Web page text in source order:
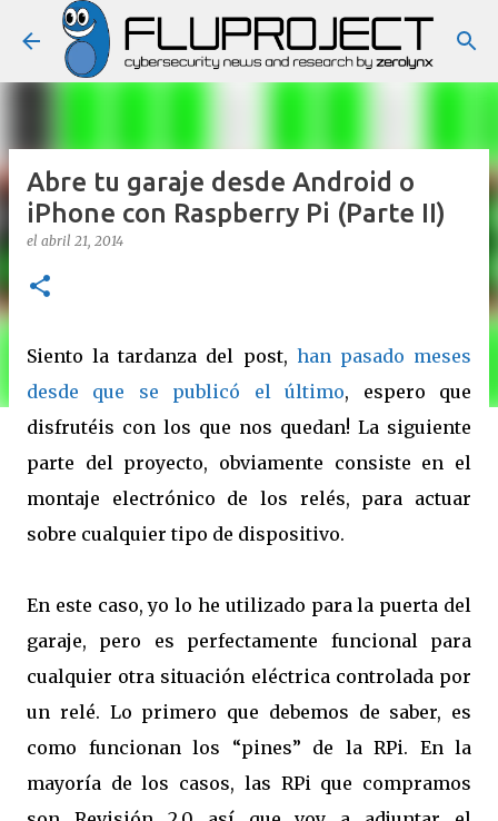
Ir al contenido principal
Abre tu garaje desde Android o
iPhone con Raspberry Pi (Parte II)
el abril 21, 2014
Siento la tardanza del post, han pasado meses
desde que se publicó el último, espero que
disfrutéis con los que nos quedan! La siguiente
parte del proyecto, obviamente consiste en el
montaje electrónico de los relés, para actuar
sobre cualquier tipo de dispositivo.
En este caso, yo lo he utilizado para la puerta del
garaje, pero es perfectamente funcional para
cualquier otra situación eléctrica controlada por
un relé. Lo primero que debemos de saber, es
como funcionan los “pines” de la RPi. En la
mayoría de los casos, las RPi que compramos